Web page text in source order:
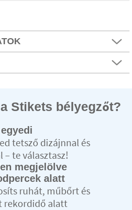
Stikets bélyegzőt?
tetsző dizájnnal és
– te választasz!
megjelölve
alatt
ruhát, műbőrt és
rekordidő alatt